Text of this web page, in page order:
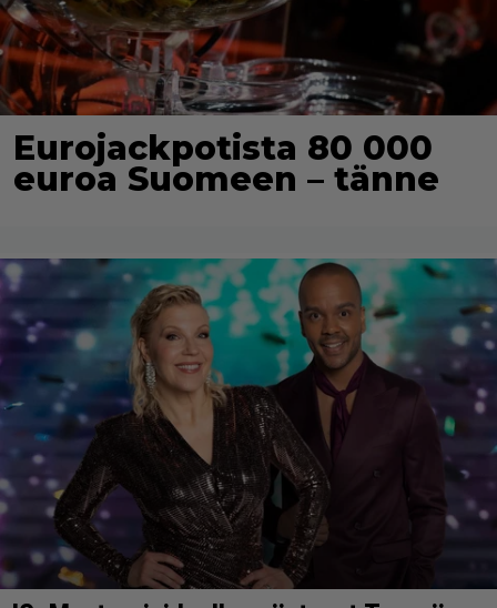
Eurojackpotista 80 000
euroa Suomeen – tänne